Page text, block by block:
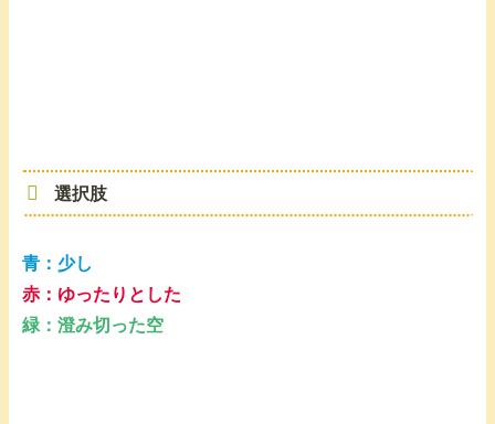
選択肢
青： 少し
赤：ゆったりとした
緑：澄み切った空